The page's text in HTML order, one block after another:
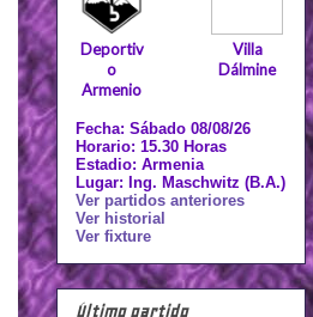
Deportiv
o
Armenio
Villa
Dálmine
Fecha: Sábado 08/08/26
Horario: 15.30 Horas
Estadio: Armenia
Lugar: Ing. Maschwitz (B.A.)
Ver partidos anteriores
Ver historial
Ver fixture
Último partido